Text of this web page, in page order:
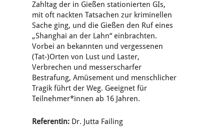
Zahltag der in Gießen stationierten GIs,
mit oft nackten Tatsachen zur kriminellen
Sache ging, und die Gießen den Ruf eines
„Shanghai an der Lahn“ einbrachten.
Vorbei an bekannten und vergessenen
(Tat-)Orten von Lust und Laster,
Verbrechen und messerscharfer
Bestrafung, Amüsement und menschlicher
Tragik führt der Weg. Geeignet für
Teilnehmer*innen ab 16 Jahren.
Referentin: Dr. Jutta Failing